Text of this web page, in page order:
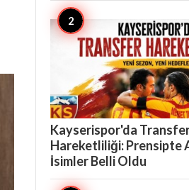
Kayserispor'da
Hareketliliği: Prensipte
İsimler Belli Oldu